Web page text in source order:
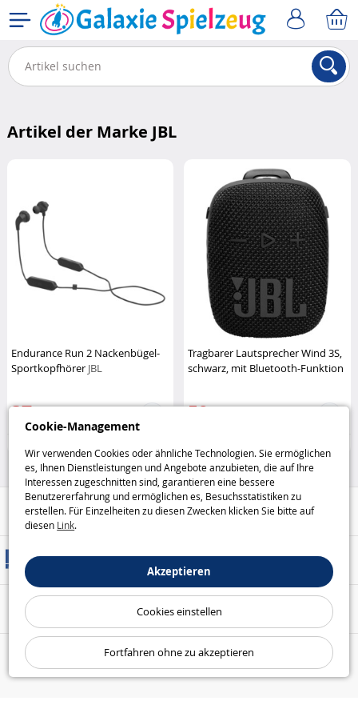
Cookie-Management
Wir verwenden Cookies oder ähnliche Technologien. Sie ermöglichen
es, Ihnen Dienstleistungen und Angebote anzubieten, die auf Ihre
Interessen zugeschnitten sind, garantieren eine bessere
Benutzererfahrung und ermöglichen es, Besuchsstatistiken zu
erstellen. Für Einzelheiten zu diesen Zwecken klicken Sie bitte auf
diesen Link.
Akzeptieren
Cookies einstellen
Fortfahren ohne zu akzeptieren
Artikel der Marke JBL
Endurance Run 2 Nackenbügel-
Sportkopfhörer JBL
37
Tragbarer Lautsprecher Wind 3S,
schwarz, mit Bluetooth-Funktion
59
Hilfe / Kontakt
Versandarten
Sicheres Bezahlen
Unsere Garantien